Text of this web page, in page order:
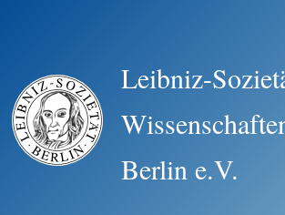
Leibniz-
Berlin e.V.